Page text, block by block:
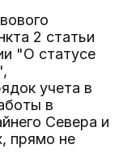
2 статьи
"О статусе
учета в
в
Севера и
прямо не